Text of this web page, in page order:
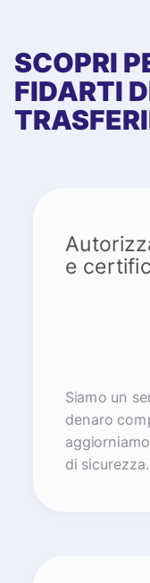
SCOPRI
FIDARTI
e
Siamo un
denaro
di sicurezza.